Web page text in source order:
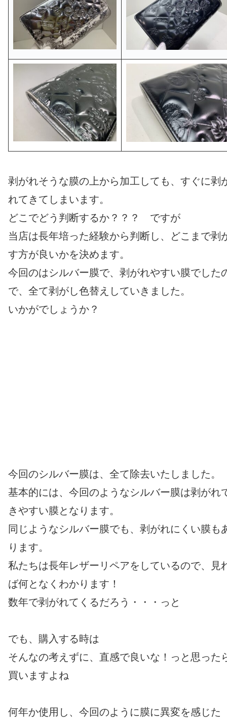
剥がれそうな膜の上から加工しても、すぐに剥
れてきてしまいます。
どこでどう判断するか？？？ ですが
当店は長年培った経験から判断し、どこまで剥
す方が良いかを決めます。
今回のはシルバー膜で、剥がれやすい膜でした
で、全て剥がし色替えしていきました。
いかがでしょうか？
今回のシルバー膜は、全て除去いたしました。
基本的には、今回のようなシルバー膜は剥がれ
きやすい膜となります。
同じようなシルバー膜でも、剥がれにくい膜も
ります。
私たちは長年レザーリペアをしているので、見
ば何となくわかります！
数年で剥がれてくるだろう・・・っと
でも、購入する時は
そんなの考えずに、直感で良いな！っと思った
買いますよね
何年か使用し、今回のように膜に異変を感じた